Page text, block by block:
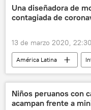
noticias
Una diseñadora de
contagiada de
13 de marzo 2020,
América Latina
Uruguay
El coronavirus en Uruguay
coronavirus en América
Niños peruanos con
acampan frente a